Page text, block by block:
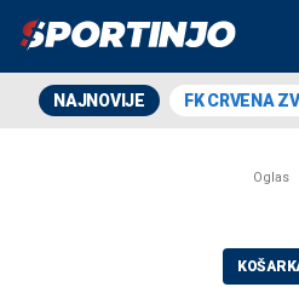
NAJNOVIJE FK CRVENA